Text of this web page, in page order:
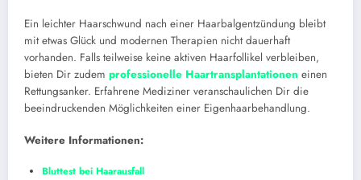
Ein leichter Haarschwund nach einer Haarbalgentzündung bleibt
mit etwas Glück und modernen Therapien nicht dauerhaft
vorhanden. Falls teilweise keine aktiven Haarfollikel verbleiben,
bieten Dir zudem professionelle Haartransplantationen einen
Rettungsanker. Erfahrene Mediziner veranschaulichen Dir die
beeindruckenden Möglichkeiten einer Eigenhaarbehandlung.
Weitere Informationen:
Bluttest bei Haarausfall